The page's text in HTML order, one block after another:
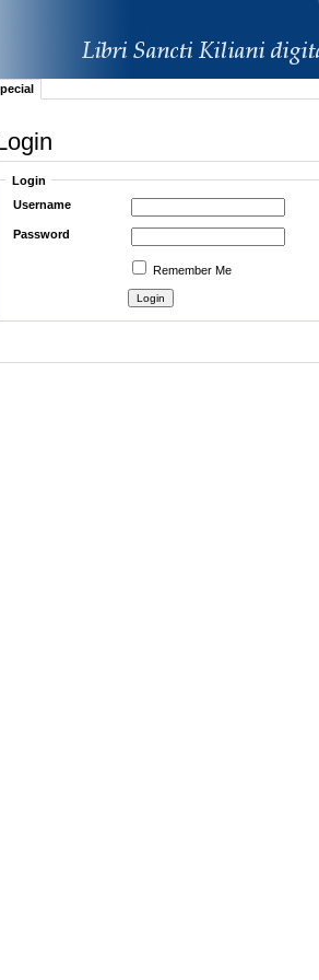
Login
Username
Password
Remember Me